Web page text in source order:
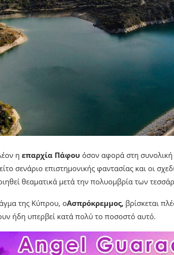
η επαρχία Πάφου όσον αφορά στη
σενάριο επιστημονικής φαντασίας και οι
θεαματικά μετά την πολυομβρία των
της Κύπρου, οΑσπρόκρεμμος, βρίσκεται
ήδη υπερβεί κατά πολύ το ποσοστό αυτό.